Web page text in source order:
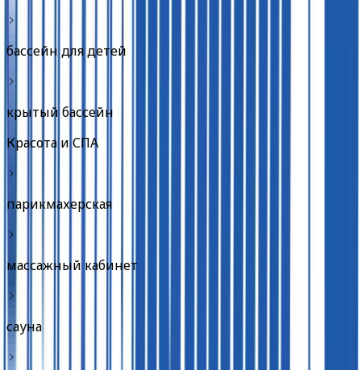
бассейн для детей
крытый бассейн
Красота и СПА
парикмахерская
массажный кабинет
сауна